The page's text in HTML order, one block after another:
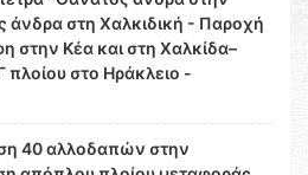
άνδρα στη Χαλκιδική - Παροχή
στην Κέα και στη Χαλκίδα–
στο Ηράκλειο -
40 αλλοδαπών στην